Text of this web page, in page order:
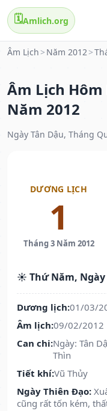
🗓️Amlich.org
Âm Lịch > Năm 2012>
Âm Lịch
Năm 2012
Ngày Tân Dậu, Tháng
DƯƠNG LỊCH
1
Tháng 3 Năm 2012
☀️ Thứ Năm, Ngày
Dương lịch:01/03/
Âm lịch:09/02/2012
Can chi:Ngày: Tân
Thìn
Tiết khí:Vũ Thủy
Ngày Thiên Đạo:
cũng rất tốn kém,